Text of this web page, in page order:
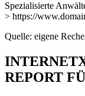
Spezialisierte
> https://
Quelle: eigene
REPORT